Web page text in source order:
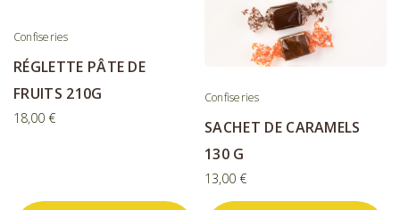
Confiseries
RÉGLETTE PÂTE DE
FRUITS 210G
18,00 €
Confiseries
SACHET DE CARAMELS
130 G
13,00 €